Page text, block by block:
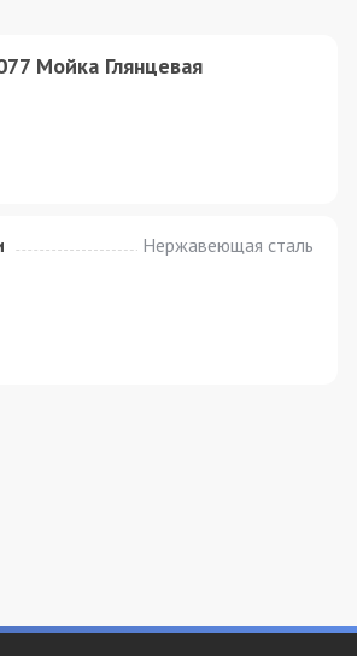
Мойка Глянцевая
Нержавеющая сталь